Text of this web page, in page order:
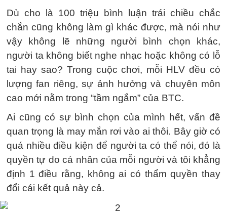
Dù cho là 100 triệu bình luận trái chiều chắc
chắn cũng không làm gì khác được, mà nói như
vậy không lẽ những người bình chọn khác,
người ta không biết nghe nhạc hoặc không có lỗ
tai hay sao? Trong cuộc chơi, mỗi HLV đều có
lượng fan riêng, sự ảnh hưởng và chuyên môn
cao mới nằm trong “tầm ngắm” của BTC.
Ai cũng có sự bình chọn của mình hết, vấn đề
quan trọng là may mắn rơi vào ai thôi. Bây giờ có
quá nhiều điều kiện để người ta có thể nói, đó là
quyền tự do cá nhân của mỗi người và tôi khẳng
định 1 điều rằng, không ai có thẩm quyền thay
đổi cái kết quả này cả.